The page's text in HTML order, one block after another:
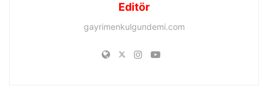
Editör
gayrimenkulgundemi.com